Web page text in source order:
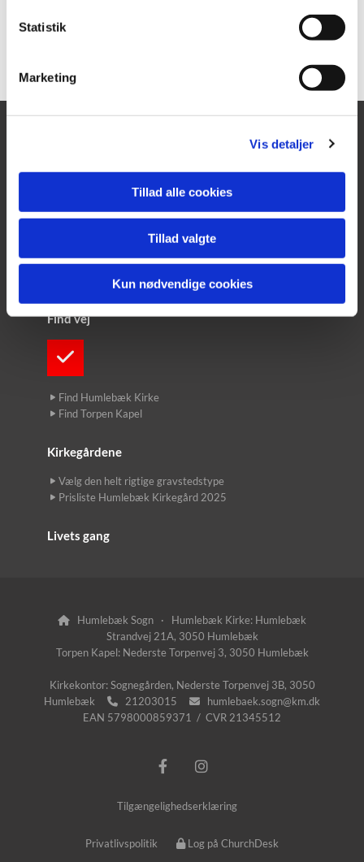
l
Statistik
Marketing
Vis detaljer
Tillad alle cookies
Tillad valgte
Kun nødvendige cookies
Kontakt
Kirkekontoret
Kirkegårdene
Find vej
Find Humlebæk Kirke
Find Torpen Kapel
Kirkegårdene
Vælg den helt rigtige gravstedstype
Prisliste Humlebæk Kirkegård 2025
Livets gang

Humlebæk Sogn · Humlebæk Kirke: Humlebæk
Strandvej 21A, 3050 Humlebæk
Torpen Kapel: Nederste Torpenvej 3, 3050 Humlebæk
Kirkekontor: Sognegården, Nederste Torpenvej 3B, 3050
Humlebæk
 21203015 
humlebaek.sogn@km.dk
EAN 5798000859371 / CVR 21345512
Tilgængelighedserklæring
Privatlivspolitik Log på ChurchDesk